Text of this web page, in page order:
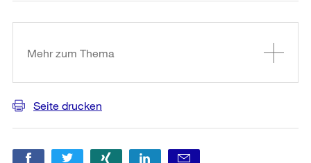
Informationen
Mehr zum Thema
Seite drucken